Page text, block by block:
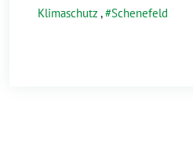
Klimaschutz , Schenefeld